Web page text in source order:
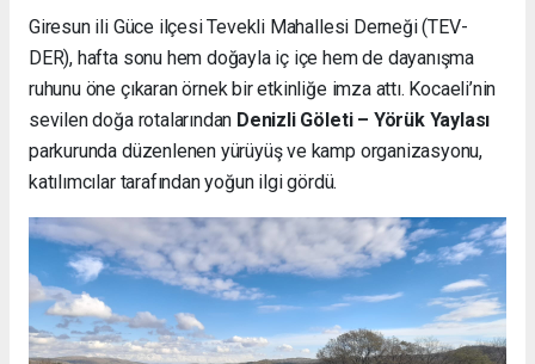
Giresun ili Güce ilçesi Tevekli Mahallesi Derneği (TEV-
DER), hafta sonu hem doğayla iç içe hem de dayanışma
ruhunu öne çıkaran örnek bir etkinliğe imza attı. Kocaeli’nin
sevilen doğa rotalarından Denizli Göleti – Yörük Yaylası
parkurunda düzenlenen yürüyüş ve kamp organizasyonu,
katılımcılar tarafından yoğun ilgi gördü.